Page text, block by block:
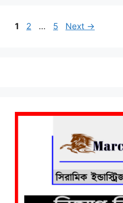
Page
1 Page
2 … Page
5 Next →